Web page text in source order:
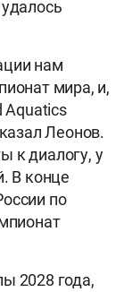
нам
мира, и,
Aquatics
Леонов.
к диалогу, у
В конце
по
2028 года,